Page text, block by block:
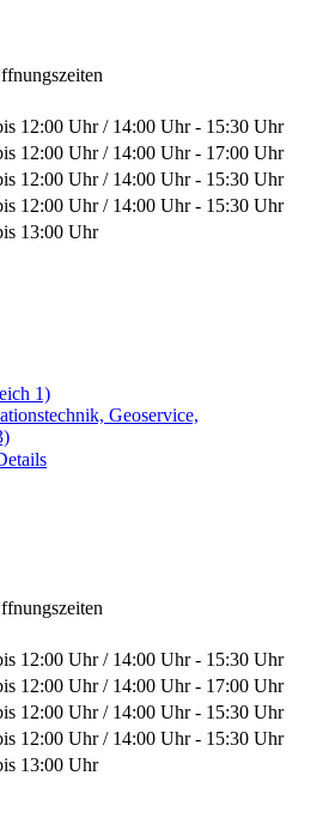
12:00 Uhr / 14:00 Uhr - 15:30 Uhr
12:00 Uhr / 14:00 Uhr - 17:00 Uhr
12:00 Uhr / 14:00 Uhr - 15:30 Uhr
12:00 Uhr / 14:00 Uhr - 15:30 Uhr
13:00 Uhr
1)
Geoservice,
12:00 Uhr / 14:00 Uhr - 15:30 Uhr
12:00 Uhr / 14:00 Uhr - 17:00 Uhr
12:00 Uhr / 14:00 Uhr - 15:30 Uhr
12:00 Uhr / 14:00 Uhr - 15:30 Uhr
13:00 Uhr